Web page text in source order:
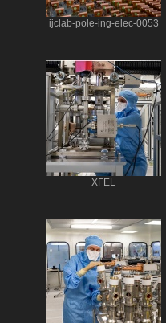
ijclab-pole-ing-elec-0053
XFEL